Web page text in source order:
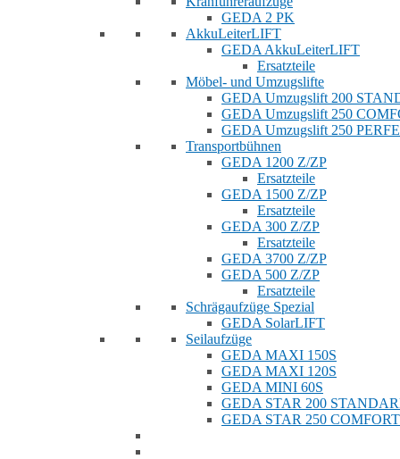
GEDA 2 PK
AkkuLeiterLIFT
GEDA AkkuLeiterLIFT
Ersatzteile
Möbel- und Umzugslifte
GEDA Umzugslift 200
GEDA Umzugslift 250
GEDA Umzugslift 250
Transportbühnen
GEDA 1200 Z/ZP
Ersatzteile
GEDA 1500 Z/ZP
Ersatzteile
GEDA 300 Z/ZP
Ersatzteile
GEDA 3700 Z/ZP
GEDA 500 Z/ZP
Ersatzteile
Schrägaufzüge Spezial
GEDA SolarLIFT
Seilaufzüge
GEDA MAXI 150S
GEDA MAXI 120S
GEDA MINI 60S
GEDA STAR 200
GEDA STAR 250 COMFORT